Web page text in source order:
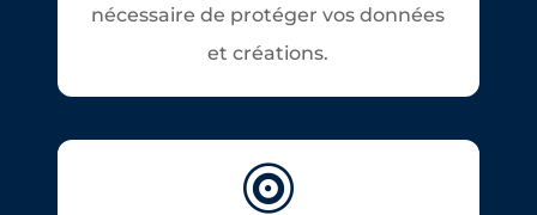
nécessaire de protéger vos données
et créations.
